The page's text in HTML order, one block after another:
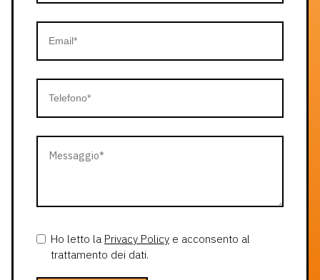
Ho letto la Privacy Policy e acconsento al
trattamento dei dati.